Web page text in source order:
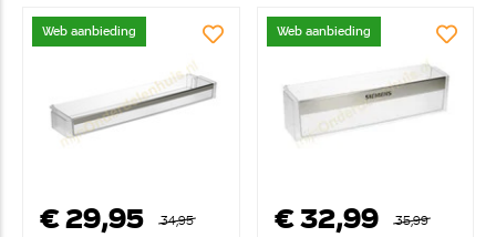
Web aanbieding
€ 29,95
34,95
Web aanbieding
€ 32,99
35,99